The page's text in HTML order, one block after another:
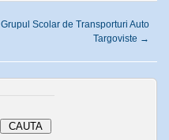
Grupul Scolar de Transporturi Auto
Targoviste →